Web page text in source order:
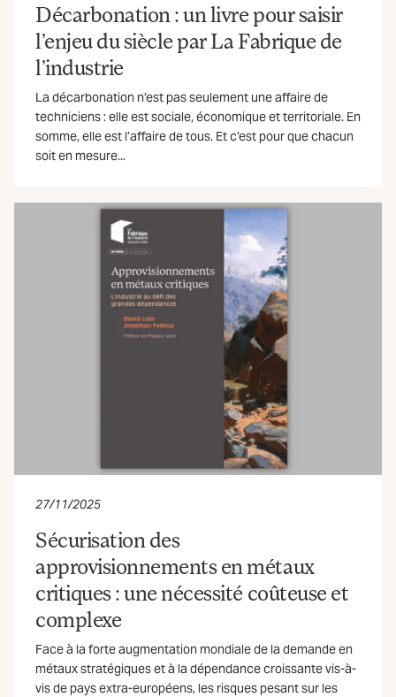
Décarbonation : un livre pour saisir
l’enjeu du siècle par La Fabrique de
l’industrie
La décarbonation n’est pas seulement une affaire de
techniciens : elle est sociale, économique et territoriale. En
somme, elle est l’affaire de tous. Et c’est pour que chacun
soit en mesure...
27/11/2025
Sécurisation des
approvisionnements en métaux
critiques : une nécessité coûteuse et
complexe
Face à la forte augmentation mondiale de la demande en
métaux stratégiques et à la dépendance croissante vis-à-
vis de pays extra-européens, les risques pesant sur les